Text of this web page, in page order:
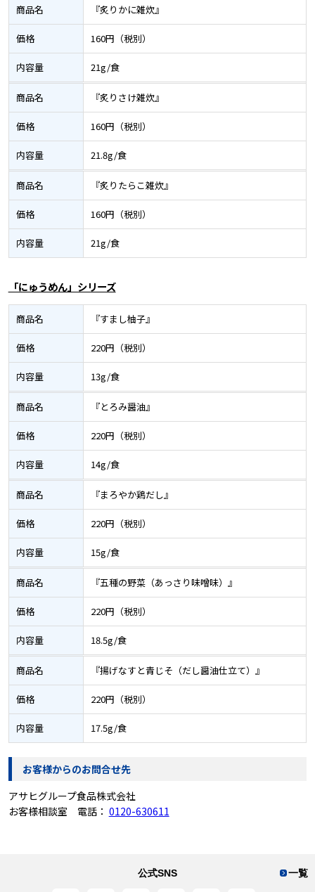
商品名 『炙りかに雑炊』
価格 160円（税別）
内容量 21g/食
商品名 『炙りさけ雑炊』
価格 160円（税別）
内容量 21.8g/食
商品名 『炙りたらこ雑炊』
価格 160円（税別）
内容量 21g/食
「にゅうめん」シリーズ
商品名 『すまし柚子』
価格 220円（税別）
内容量 13g/食
商品名 『とろみ醤油』
価格 220円（税別）
内容量 14g/食
商品名 『まろやか鶏だし』
価格 220円（税別）
内容量 15g/食
商品名 『五種の野菜（あっさり味噌味）』
価格 220円（税別）
内容量 18.5g/食
商品名 『揚げなすと青じそ（だし醤油仕立て）』
価格 220円（税別）
内容量 17.5g/食
お客様からのお問合せ先
アサヒグループ食品株式会社
お客様相談室 電話： 0120-630611
一覧
公式SNS